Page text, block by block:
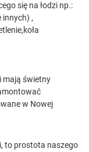
się na łodzi np.:
innych) ,
mają świetny
w Nowej
to prostota naszego